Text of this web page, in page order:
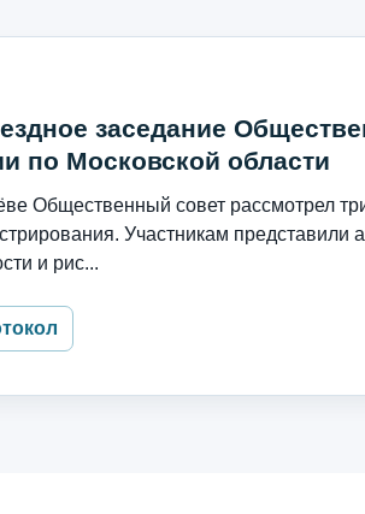
заседание
по Московской области
Общественный совет рассмотрел
Участникам представили
и рис...